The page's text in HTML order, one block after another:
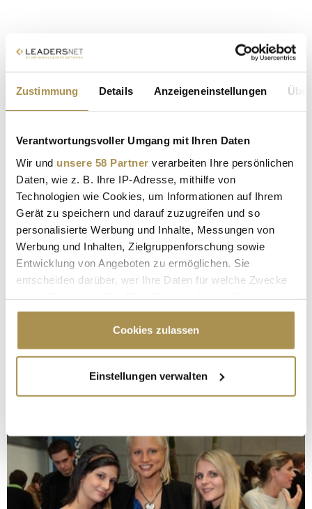
Zustimmung Details Anzeigeneinstellungen
Verantwortungsvoller Umgang mit Ihren Daten
Wir und unsere 58 Partner verarbeiten Ihre persönlichen
Daten, wie z. B. Ihre IP-Adresse, mithilfe von
Technologien wie Cookies, um Informationen auf Ihrem
Gerät zu speichern und darauf zuzugreifen und so
personalisierte Werbung und Inhalte, Messungen von
Werbung und Inhalten, Zielgruppenforschung sowie
Entwicklung von Angeboten zu ermöglichen. Sie
entscheiden darüber, wer Ihre Daten für welche Zwecke
Cookie-Erklärung oder durch Klicken auf das Privacy
Trigger Symbol ändern oder widerrufen
Informationen über Ihre geografische Lage
erfassen, welche bis auf einige Meter genau sein
bestimmten Merkmalen (Fingerprinting) identifizieren
Erfahren Sie mehr darüber, wie Ihre persönlichen Daten
verarbeitet werden, und legen Sie Ihre Präferenzen im
Abschnitt Einzelheiten fest.
Cookies zulassen
Einstellungen verwalten